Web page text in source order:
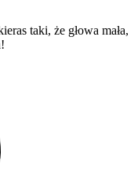
taki, że głowa mała,